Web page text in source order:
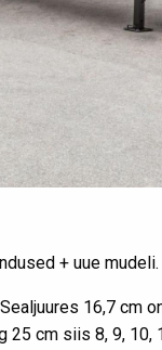
+ uue mudeli.
16,7 cm
25 cm siis 8, 9, 10,